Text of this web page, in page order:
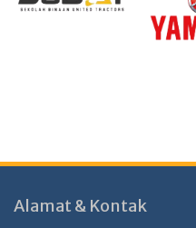
Alamat & Kontak